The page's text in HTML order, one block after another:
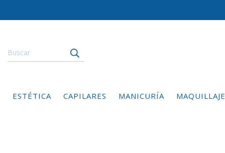
ESTÉTICA CAPILARES MANICURÍA MAQUILLAJE